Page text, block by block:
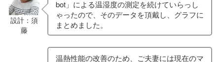
設計：須
藤
bot」による温湿度の測定を続けていらっし
ゃったので、そのデータを頂戴し、グラフに
まとめました。
温熱性能の改善のため、ご夫妻には現在のマ